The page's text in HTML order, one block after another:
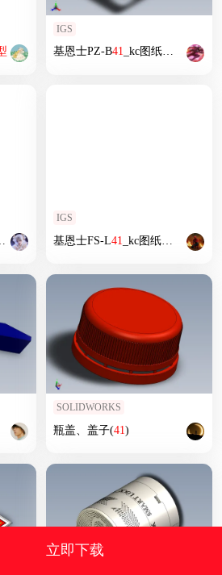
立即下载
IGS
基恩士PZ-B41 _kc图纸模型
型
IGS
基恩士FS-L41 _kc图纸模型
SOLIDWORKS
瓶盖、盖子(41)